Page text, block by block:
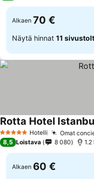
Alkaen 70 €
Näytä hinnat 11
5 Tähtiluokitus
Hotelli Omat
Rotta Hotel
8,5 Loistava 8 080
Alkaen 60 €